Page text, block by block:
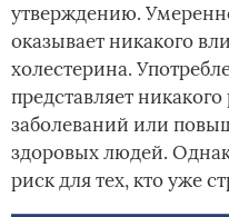
утверждению.
оказывает никакого
холестерина.
представляет
заболеваний или
здоровых людей.
риск для тех, кто уже